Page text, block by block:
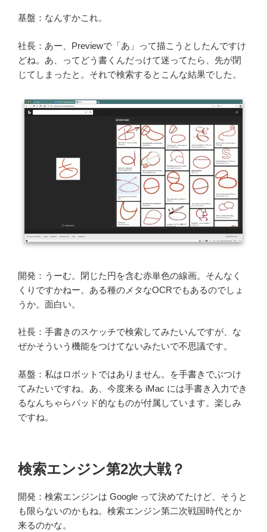
基盤：なんすかこれ。
社長：あー、Previewで「あ」って描こうとしたんですけ
どね。あ、ってどう書くんだっけて迷ってたら、先が閉
じてしまったと。それで検索するとこんな結果でした。
開発：うーむ。閉じた円を含む赤単色の線画。そんなく
くりですかねー。ある種のメタなOCRでもあるのでしょ
うか。面白い。
社長：手書きのスケッチで検索してみたいんですが、な
ぜかそういう機能をつけてないみたいで不思議です。
基盤：私はロボットではありません。を手書きでぶつけ
てみたいですね。あ、今度来る iMac には手書き入力でき
るなんちゃらパッド的なものが付属しています。楽しみ
ですね。
検索エンジン第2次大戦？
開発：検索エンジンは Google って決めてたけど、そうと
も限らないのかもね。検索エンジン第二次戦国時代とか
来るのかな。